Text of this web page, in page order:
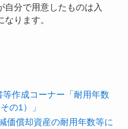
自分で用意したものは入
なります。
等作成コーナー「耐用年数
の1）」
価償却資産の耐用年数等に